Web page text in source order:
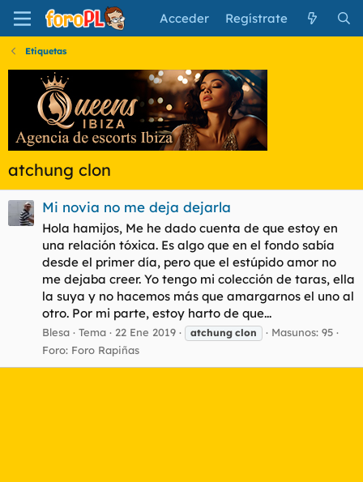
Acceder Regístrate
Etiquetas
atchung clon
Mi novia no me deja dejarla
Hola hamijos, Me he dado cuenta de que estoy en
una relación tóxica. Es algo que en el fondo sabía
desde el primer día, pero que el estúpido amor no
me dejaba creer. Yo tengo mi colección de taras, ella
la suya y no hacemos más que amargarnos el uno al
otro. Por mi parte, estoy harto de que...
Blesa Tema 22 Ene 2019 atchung clon
Masunos: 95
Foro: Foro Rapiñas